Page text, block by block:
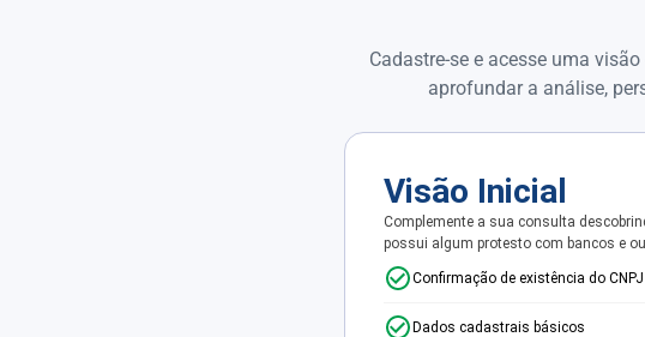
Cadastre-se e acesse uma
aprofundar a análise,
Visão Inicial
Complemente a sua consulta
possui algum protesto com bancos e
Confirmação de existência do CNPJ
Dados cadastrais básicos